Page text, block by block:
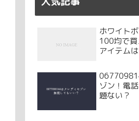
ホワイト
100均で
アイテム
ゾン！電
題ない？